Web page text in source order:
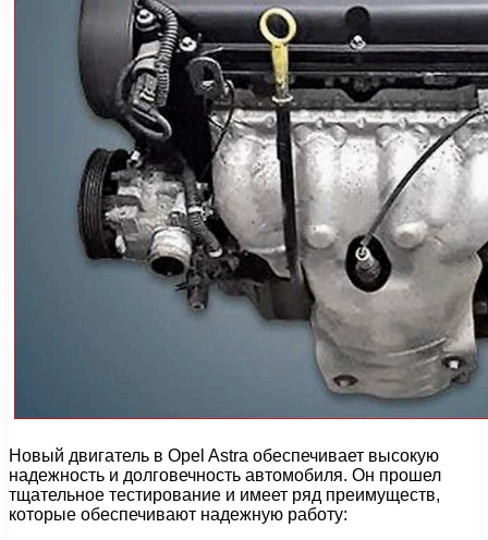
Новый двигатель в Opel Astra обеспечивает высокую
надежность и долговечность автомобиля. Он прошел
тщательное тестирование и имеет ряд преимуществ,
которые обеспечивают надежную работу: